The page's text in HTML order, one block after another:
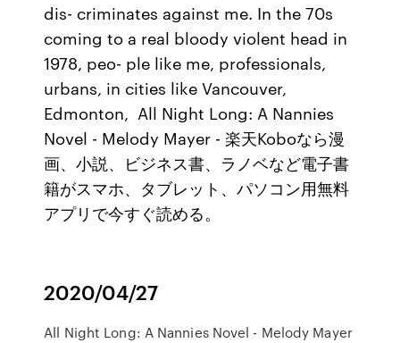
dis- criminates against me. In the 70s
coming to a real bloody violent head in
1978, peo- ple like me, professionals,
urbans, in cities like Vancouver,
Edmonton, All Night Long: A Nannies
Novel - Melody Mayer - 楽天Koboなら漫
画、小説、ビジネス書、ラノベなど電子書
籍がスマホ、タブレット、パソコン用無料
アプリで今すぐ読める。
2020/04/27
All Night Long: A Nannies Novel - Melody Mayer